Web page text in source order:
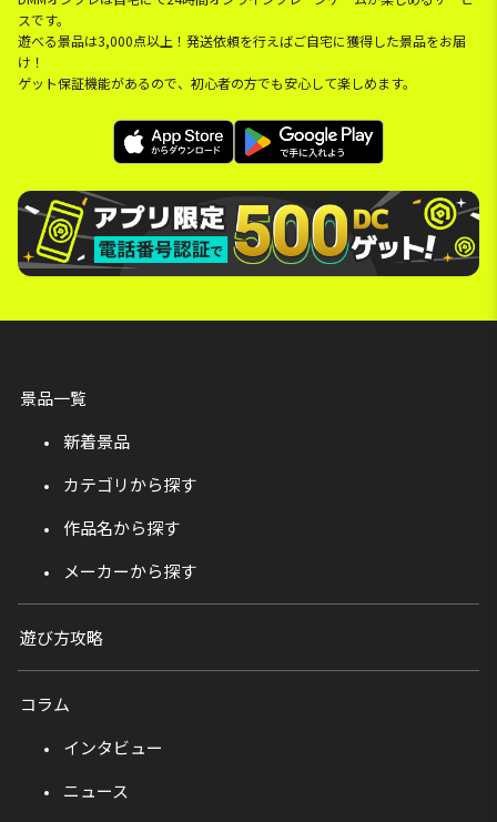
スです。
遊べる景品は3,000点以上！発送依頼を行えばご自宅に獲得した景品をお届
け！
ゲット保証機能があるので、初心者の方でも安心して楽しめます。
景品一覧
新着景品
カテゴリから探す
作品名から探す
メーカーから探す
遊び方攻略
コラム
インタビュー
ニュース